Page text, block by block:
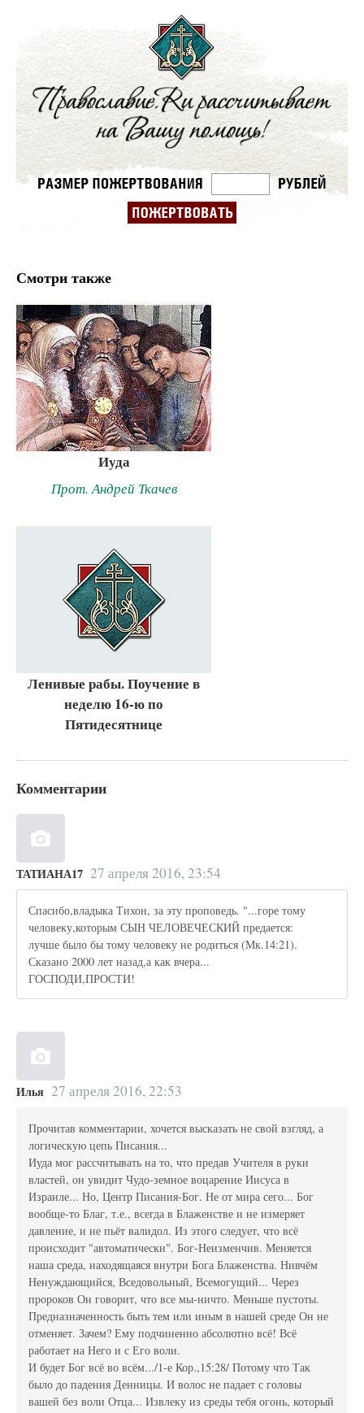
Смотри также
Иуда
Прот. Андрей Ткачев
Ленивые рабы. Поучение в
неделю 16-ю по
Пятидесятнице
Комментарии
ТАТИАНА17 27 апреля 2016, 23:54
Спасибо,владыка Тихон, за эту проповедь. "...горе тому
человеку,которым СЫН ЧЕЛОВЕЧЕСКИЙ предается:
лучше было бы тому человеку не родиться (Мк.14:21).
Сказано 2000 лет назад,а как вчера...
ГОСПОДИ,ПРОСТИ!
Илья 27 апреля 2016, 22:53
Прочитав комментарии, хочется высказать не свой взгляд, а
логическую цепь Писания...
Иуда мог рассчитывать на то, что предав Учителя в руки
властей, он увидит Чудо-земное воцарение Иисуса в
Израиле... Но, Центр Писания-Бог. Не от мира сего... Бог
вообще-то Благ, т.е., всегда в Блаженстве и не измеряет
давление, и не пьёт валидол. Из этого следует, что всё
происходит "автоматически". Бог-Неизменчив. Меняется
наша среда, находящаяся внутри Бога Блаженства. Нивчём
Ненуждающийся, Вседовольный, Всемогущий... Через
пророков Он говорит, что все мы-ничто. Меньше пустоты.
Предназначенность быть тем или иным в нашей среде Он не
отменяет. Зачем? Ему подчиненно абсолютно всё! Всё
работает на Него и с Его воли.
И будет Бог всё во всём.../1-е Кор.,15:28/ Потому что Так
было до падения Денницы. И волос не падает с головы
вашей без воли Отца... Извлеку из среды тебя огонь, который